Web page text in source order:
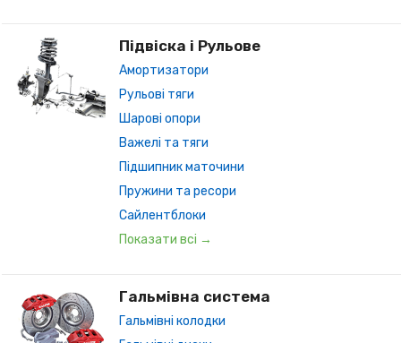
Підвіска і Рульове
Амортизатори
Рульові тяги
Шарові опори
Важелі та тяги
Підшипник маточини
Пружини та ресори
Сайлентблоки
Показати всі →
Гальмівна система
Гальмівні колодки